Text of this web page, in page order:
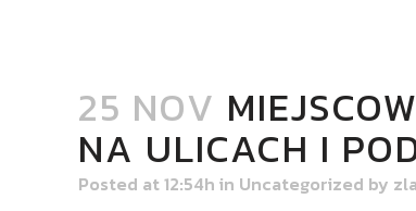
25 NOV
NA ULICACH I
Posted at 12:54h in Uncategorized by